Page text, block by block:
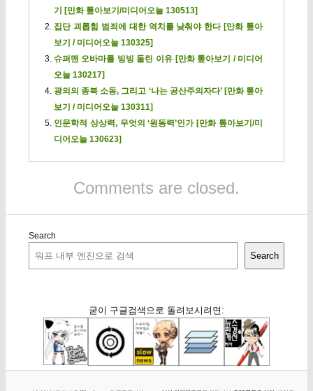
기 [만화 톺아보기/미디어오늘 130513]
집단 괴롭힘 범죄에 대한 역치를 낮춰야 한다 [만화 톺아
보기 / 미디어오늘 130325]
슈퍼맨 오바마를 빙빙 돌린 이유 [만화 톺아보기 / 미디어
오늘 130217]
광의의 종북 소동, 그리고 ‘나는 공산주의자다’ [만화 톺아
보기 / 미디어오늘 130311]
인문학적 상상력, 무엇의 ‘원동력’인가 [만화 톺아보기/미
디어오늘 130623]
Comments are closed.
Search
Search
굳이 구글검색으로 돌려보시려면: